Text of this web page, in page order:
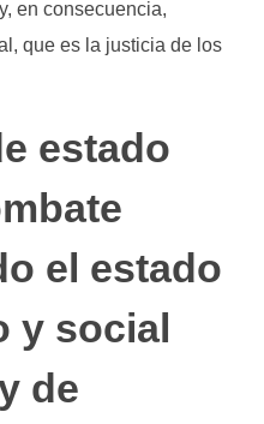
en consecuencia,
que es la justicia de los
estado
el estado
y social
de